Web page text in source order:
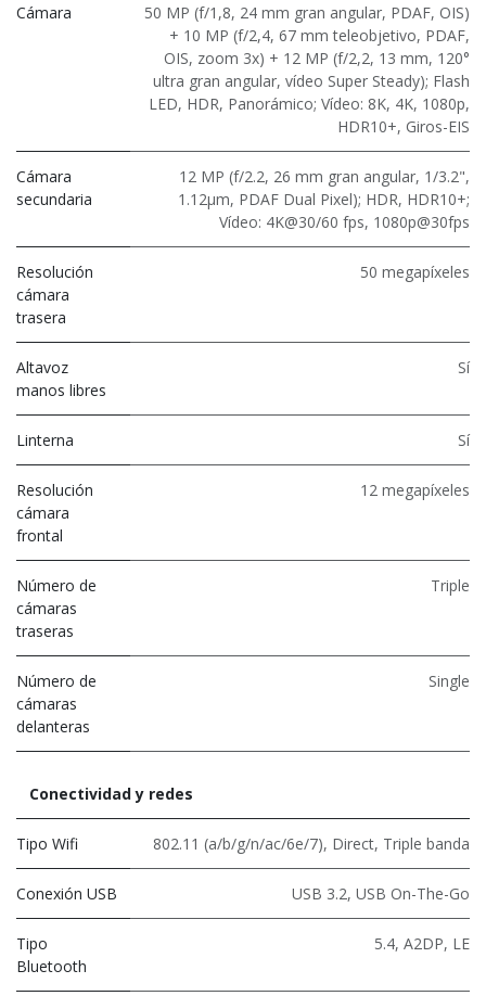
Cámara
50 MP (f/1,8, 24 mm gran angular, PDAF, OIS)
+ 10 MP (f/2,4, 67 mm teleobjetivo, PDAF,
OIS, zoom 3x) + 12 MP (f/2,2, 13 mm, 120°
ultra gran angular, vídeo Super Steady); Flash
LED, HDR, Panorámico; Vídeo: 8K, 4K, 1080p,
HDR10+, Giros-EIS
Cámara
secundaria
12 MP (f/2.2, 26 mm gran angular, 1/3.2",
1.12μm, PDAF Dual Pixel); HDR, HDR10+;
Vídeo: 4K@30/60 fps, 1080p@30fps
Resolución
cámara
trasera
50 megapíxeles
Altavoz
manos libres
Sí
Linterna Sí
Resolución
cámara
frontal
12 megapíxeles
Número de
cámaras
traseras
Triple
Número de
cámaras
delanteras
Single
Conectividad y redes
Tipo Wifi 802.11 (a/b/g/n/ac/6e/7), Direct, Triple banda
Conexión USB USB 3.2, USB On-The-Go
Tipo
Bluetooth
5.4, A2DP, LE